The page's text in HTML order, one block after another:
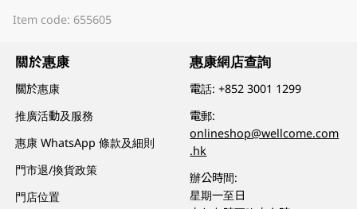
Item code: 655605
關於惠康
關於惠康
推廣活動及服務
惠康 WhatsApp 條款及細則
門市退/換貨政策
門店位置
惠康網店查詢
電話:+852 3001 1299
電郵:
onlineshop@wellcome.com
.hk
辦公時間:
星期一至日